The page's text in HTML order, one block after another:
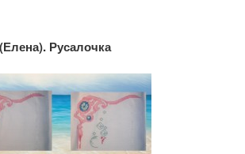
Русалочка